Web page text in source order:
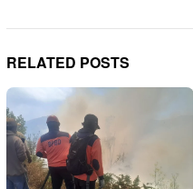
RELATED POSTS